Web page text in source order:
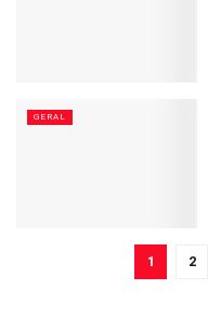
GERAL
1 2